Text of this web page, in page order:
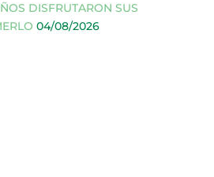
DISFRUTARON SUS
04/08/2026